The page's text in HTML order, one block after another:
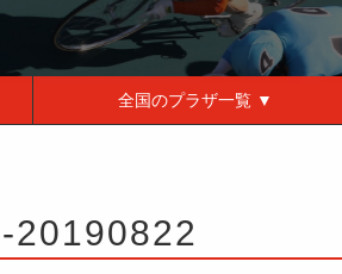
全国のプラザ一覧 ▼
20190822